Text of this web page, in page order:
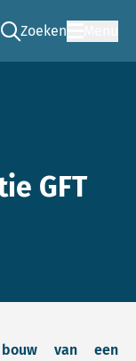
Zoeken
Ga naar de zoek
GFT
van een